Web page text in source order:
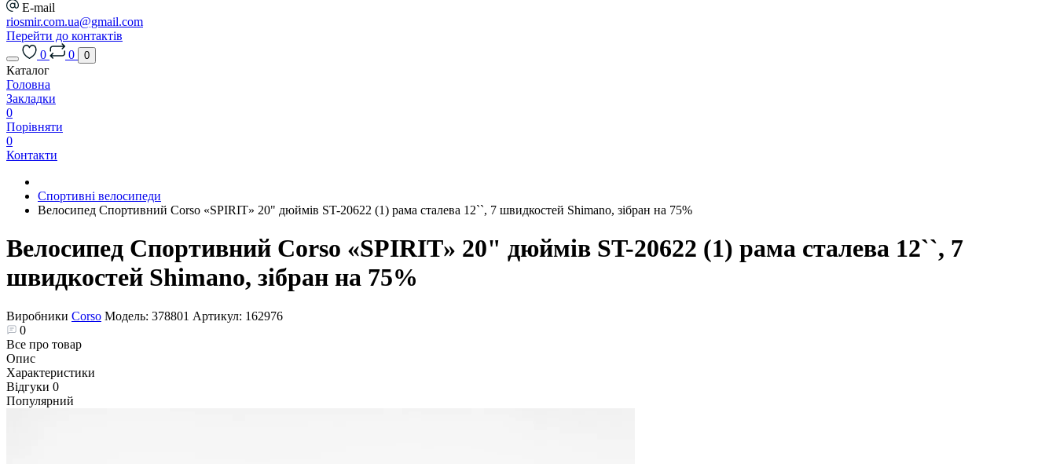
E-mail
riosmir.com.ua@gmail.com
Перейти до контактів
0
0 0
Каталог
Головна
Закладки
0
Порівняти
0
Контакти
Спортивні велосипеди
Велосипед Спортивний Corso «SPIRIT» 20" дюймів ST-20622 (1) рама сталева 12``, 7 швидкостей Shimano, зібран на 75%
Велосипед Спортивний Corso «SPIRIT» 20" дюймів ST-20622 (1) рама сталева 12``, 7
швидкостей Shimano, зібран на 75%
Виробники Corso Модель: 378801 Артикул: 162976
0
Все про товар
Опис
Характеристики
Відгуки 0
Популярний